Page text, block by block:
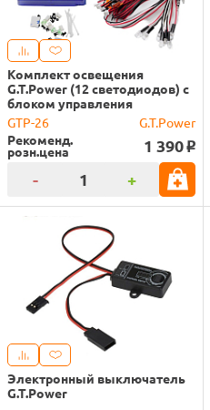
Комплект освещения
G.T.Power (12 светодиодов) с
блоком управления
GTP-26
G.T.Power
Рекоменд.
розн.цена 1 390 o
- +
Электронный выключатель
G.T.Power